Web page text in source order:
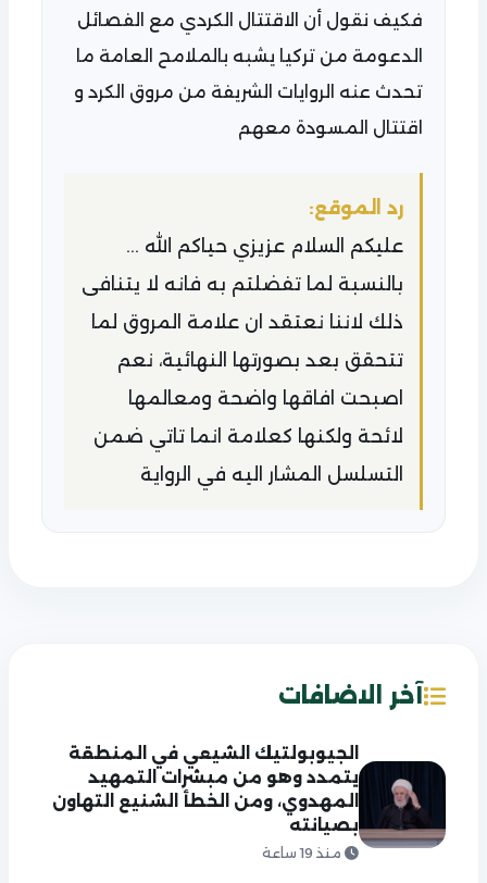
فكيف نقول أن الاقتتال الكردي مع الفصائل
الدعومة من تركيا يشبه بالملامح العامة ما
تحدث عنه الروايات الشريفة من مروق الكرد و
اقتتال المسودة معهم
رد الموقع:
عليكم السلام عزيزي حياكم الله ...
بالنسبة لما تفضلتم به فانه لا يتنافى
ذلك لاننا نعتقد ان علامة المروق لما
تتحقق بعد بصورتها النهائية، نعم
اصبحت افاقها واضحة ومعالمها
لائحة ولكنها كعلامة انما تاتي ضمن
التسلسل المشار اليه في الرواية
آخر الاضافات
الجيوبولتيك الشيعي في المنطقة
يتمدد وهو من مبشرات التمهيد
المهدوي، ومن الخطأ الشنيع التهاون
بصيانته
منذ 19 ساعة